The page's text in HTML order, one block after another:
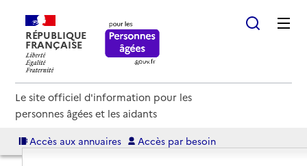
RÉPUBLIQUE
FRANÇAISE
Le site officiel d'information pour les
personnes âgées et les aidants
Accès aux annuaires Accès par besoin